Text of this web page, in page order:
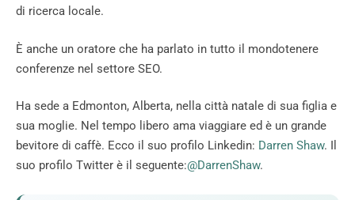
di ricerca locale.
È anche un oratore che ha parlato in tutto il mondotenere
conferenze nel settore SEO.
Ha sede a Edmonton, Alberta, nella città natale di sua figlia e
sua moglie. Nel tempo libero ama viaggiare ed è un grande
bevitore di caffè. Ecco il suo profilo Linkedin: Darren Shaw. Il
suo profilo Twitter è il seguente:@DarrenShaw.